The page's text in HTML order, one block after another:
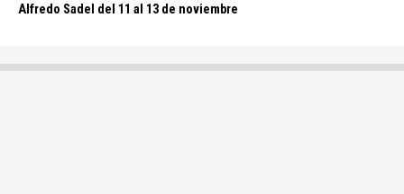
Alfredo Sadel del 11 al 13 de noviembre